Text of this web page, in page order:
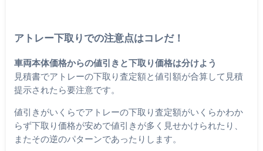
アトレー下取りでの注意点はコレだ！
車両本体価格からの値引きと下取り価格は分けよう
見積書でアトレーの下取り査定額と値引額が合算して見積
提示されたら要注意です。
値引きがいくらでアトレーの下取り査定額がいくらかわか
らず下取り価格が安めで値引きが多く見せかけられたり、
またその逆のパターンであったりします。